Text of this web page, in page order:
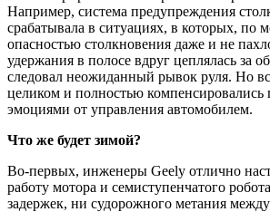
Например, система предупреждения
срабатывала в ситуациях, в которых, по
опасностью столкновения даже и не
удержания в полосе вдруг цеплялась за
следовал неожиданный рывок руля. Но
целиком и полностью
эмоциями от управления автомобилем.
Что же будет зимой?
Во-первых, инженеры Geely отлично
работу мотора и семиступенчатого
задержек, ни судорожного метания